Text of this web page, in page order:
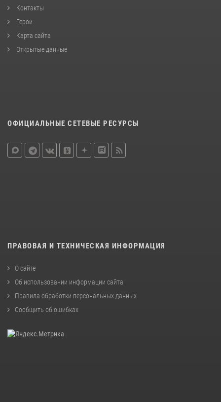
Контакты
Герои
Карта сайта
Открытые данные
ОФИЦИАЛЬНЫЕ СЕТЕВЫЕ РЕСУРСЫ
ПРАВОВАЯ И ТЕХНИЧЕСКАЯ ИНФОРМАЦИЯ
О сайте
Об использовании информации сайта
Правила обработки персональных данных
Сообщить об ошибках